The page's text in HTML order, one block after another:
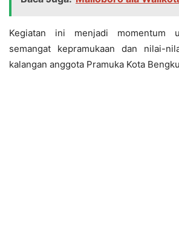
Kegiatan ini menjadi momentum
semangat kepramukaan dan nilai-
kalangan anggota Pramuka Kota